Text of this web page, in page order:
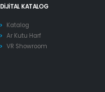
DIJITAL KATALOG
Katalog
Ar Kutu Harf
VR Showroom